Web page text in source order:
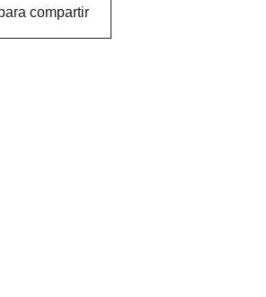
compartir